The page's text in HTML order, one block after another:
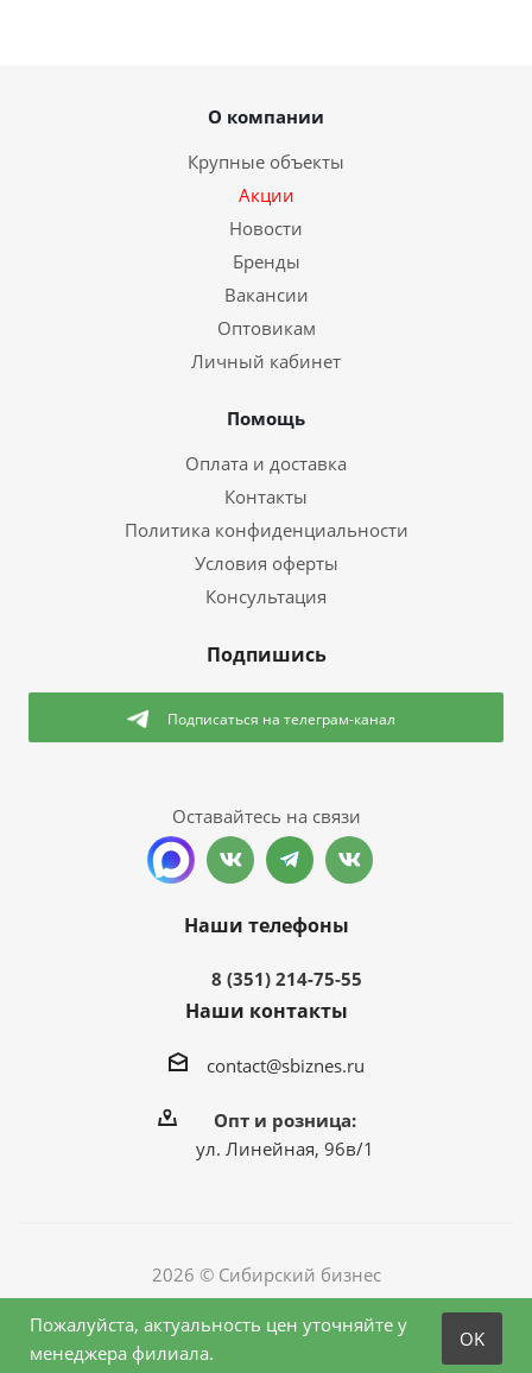
О компании
Крупные объекты
Акции
Новости
Бренды
Вакансии
Оптовикам
Личный кабинет
Помощь
Оплата и доставка
Контакты
Политика конфиденциальности
Условия оферты
Консультация
Подпишись
Подписаться на телеграм-канал
Оставайтесь на связи
Наши телефоны
8 (351) 214-75-55
Наши контакты
contact@sbiznes.ru
Опт и розница:
ул. Линейная, 96в/1
2026 © Сибирский бизнес
Пожалуйста, актуальность цен уточняйте у
менеджера филиала.
OK